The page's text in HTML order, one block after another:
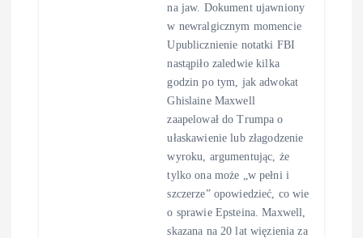
na jaw. Dokument ujawniony
w newralgicznym momencie
Upublicznienie notatki FBI
nastąpiło zaledwie kilka
godzin po tym, jak adwokat
Ghislaine Maxwell
zaapelował do Trumpa o
ułaskawienie lub złagodzenie
wyroku, argumentując, że
tylko ona może „w pełni i
szczerze” opowiedzieć, co wie
o sprawie Epsteina. Maxwell,
skazana na 20 lat więzienia za